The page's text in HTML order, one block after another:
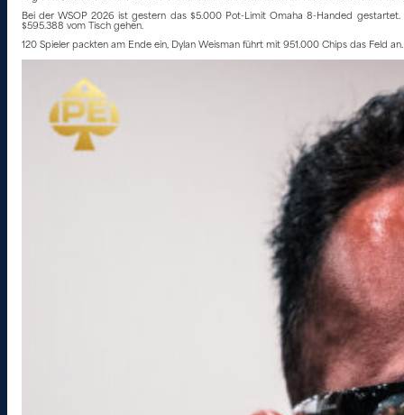
Bei der WSOP 2026 ist gestern das $5.000 Pot-Limit Omaha 8-Handed
$595.388 vom Tisch gehen.
120 Spieler packten am Ende ein, Dylan Weisman führt mit 951.000 Chips das Feld